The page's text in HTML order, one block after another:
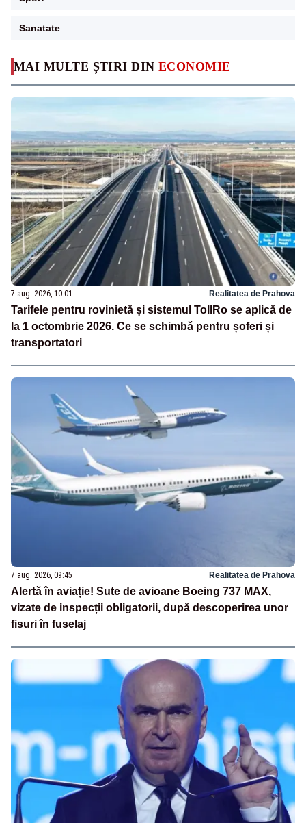
MAI MULTE ȘTIRI DIN ECONOMIE
7 aug. 2026, 10:01 Realitatea de Prahova
Tarifele pentru rovinietă și sistemul TollRo se aplică de
la 1 octombrie 2026. Ce se schimbă pentru șoferi și
transportatori
7 aug. 2026, 09:45 Realitatea de Prahova
Alertă în aviație! Sute de avioane Boeing 737 MAX,
vizate de inspecții obligatorii, după descoperirea unor
fisuri în fuselaj
Sanatate